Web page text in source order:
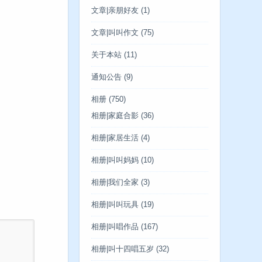
文章|亲朋好友 (1)
文章|叫叫作文 (75)
关于本站 (11)
通知公告 (9)
相册 (750)
相册|家庭合影 (36)
相册|家居生活 (4)
相册|叫叫妈妈 (10)
相册|我们全家 (3)
相册|叫叫玩具 (19)
相册|叫唱作品 (167)
相册|叫十四唱五岁 (32)